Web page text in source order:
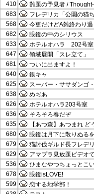
410
難題の予見者 /
683
フレデリカ「公園の猫
568
今更だけどA雑終わり過
682
眼鏡の中のシリウス
633
ホテルオハラ 202号室
647
領域展開「スレ立て」
681
ついに出ますよ！
640
銀キャ
625
スーパー・ササダンゴ
638
めぢあ
626
ホテルオハラ203号室
636
そろそろ春だぞ
635
【あつ森】あつまれ ど
680
眼鏡は月下に散りぬるを
679
猫討伐ギルド長フレデ
629
アマプラ見放題ビデオ
536
ひまなやつちょっとこ
678
眼鏡isLOVE!
599
恋する地学部！